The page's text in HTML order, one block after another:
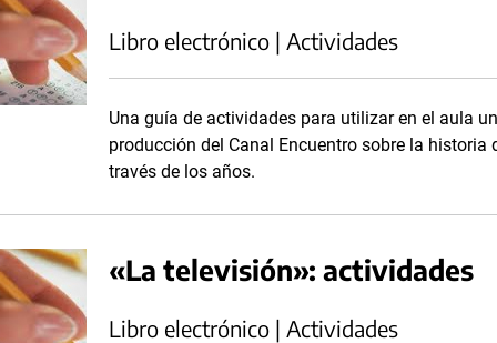
Libro electrónico | Actividades
Una guía de actividades para utilizar en el aula
producción del Canal Encuentro sobre la
través de los años.
«La televisión»: actividades
Libro electrónico | Actividades